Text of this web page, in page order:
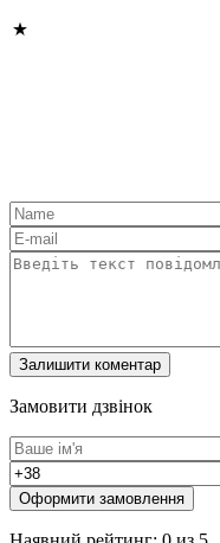
Замовити дзвінок
Оформити замовлення